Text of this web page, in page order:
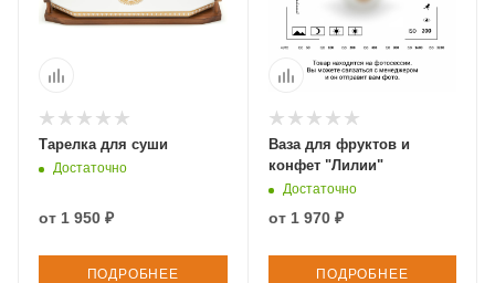
Тарелка для суши
Достаточно
от 1 950 ₽
ПОДРОБНЕЕ
Ваза для фруктов и
конфет "Лилии"
Достаточно
от 1 970 ₽
ПОДРОБНЕЕ